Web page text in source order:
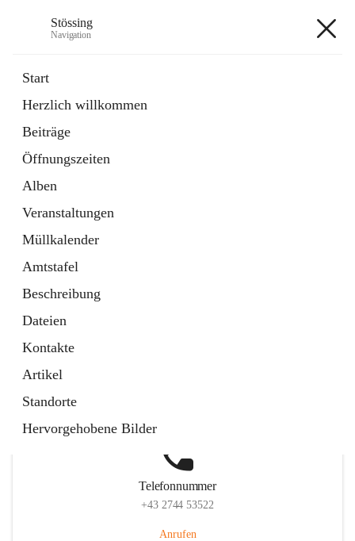
Stössing
Navigation
Start
Herzlich willkommen
Beiträge
Öffnungszeiten
Alben
Veranstaltungen
Müllkalender
Amtstafel
Beschreibung
Dateien
Kontakte
Artikel
Standorte
Hervorgehobene Bilder
Datei
in
Tab
Kindergarten
öffnet
in
neuem
Tab
Telefonnummer
+43 2744 53522
Anrufen